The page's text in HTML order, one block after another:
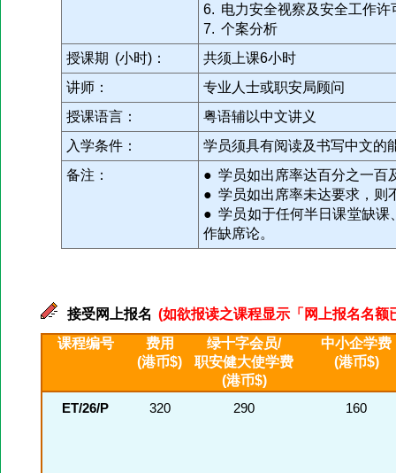
6. 电力安全视察及安全工作许
7. 个案分析
授课期 (小时)：
共须上课6小时
讲师：
专业人士或职安局顾问
授课语言：
粤语辅以中文讲义
入学条件：
学员须具有阅读及书写中文的
备注：
● 学员如出席率达百分之一百
● 学员如出席率未达要求，则
● 学员如于任何半日课堂缺课
作缺席论。
接受网上报名 (如欲报读之课程显示「网上报名名
课程编号
费用
(港币$)
绿十字会员/
职安健大使学费
(港币$)
中小企学费
(港币$)
ET/26/P 320 290 160